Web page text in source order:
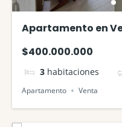
Apartamento en
$400.000.000
3 habitaciones
Apartamento Venta